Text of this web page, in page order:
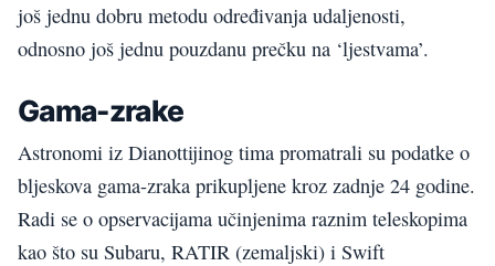
još jednu dobru metodu određivanja udaljenosti,
odnosno još jednu pouzdanu prečku na ‘ljestvama’.
Gama-zrake
Astronomi iz Dianottijinog tima promatrali su podatke o
bljeskova gama-zraka prikupljene kroz zadnje 24 godine.
Radi se o opservacijama učinjenima raznim teleskopima
kao što su Subaru, RATIR (zemaljski) i Swift